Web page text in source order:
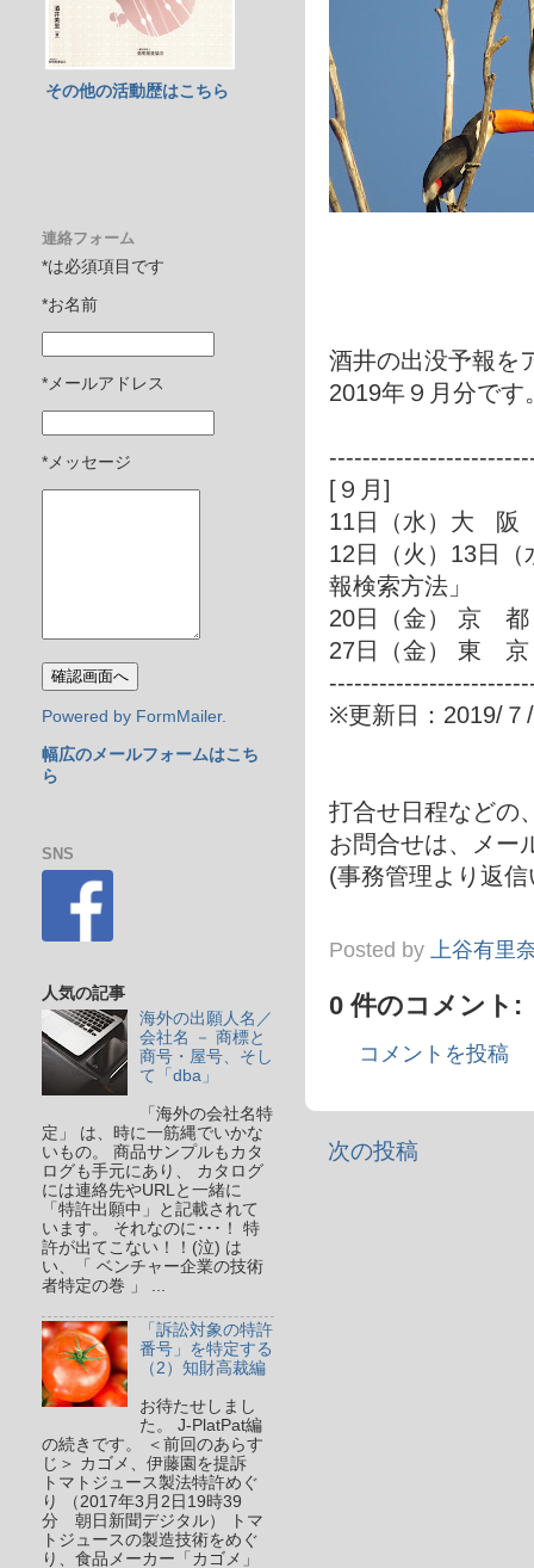
酒井の出没予報を
2019年９月分です
[９月]
11日（水）大 阪
12日（火）13日
報検索方法」
20日（金） 京 都
27日（金） 東 京
※更新日：2019/７
打合せ日程などの
お問合せは、メー
(事務管理より返
Posted by 上谷有里
0 件のコメント:
コメントを投稿
次の投稿
その他の活動歴はこちら
連絡フォーム
*は必須項目です
*お名前
*メールアドレス
*メッセージ
Powered by FormMailer.
幅広のメールフォームはこち
ら
SNS
人気の記事
海外の出願人名／
会社名 － 商標と
商号・屋号、そし
て「dba」
「海外の会社名特
定」 は、時に一筋縄でいかな
いもの。 商品サンプルもカタ
ログも手元にあり、 カタログ
には連絡先やURLと一緒に
「特許出願中」と記載されて
います。 それなのに･･･！ 特
許が出てこない！！(泣) は
い、「 ベンチャー企業の技術
者特定の巻 」 ...
「訴訟対象の特許
番号」を特定する
（2）知財高裁編
お待たせしまし
た。 J-PlatPat編
の続きです。 ＜前回のあらす
じ＞ カゴメ、伊藤園を提訴
トマトジュース製法特許めぐ
り （2017年3月2日19時39
分 朝日新聞デジタル） トマ
トジュースの製造技術をめぐ
り、食品メーカー「カゴメ」